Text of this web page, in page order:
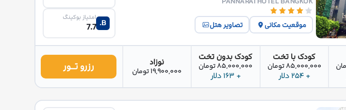
موقعیت مکانی تصاویر هتل B. امتیاز بوکینگ
7.7
کودک با تخت
85,000,000 تومان
+ 254 دلار
کودک بدون تخت
85,000,000 تومان
+ 163 دلار
نوزاد
19,900,000 تومان رزرو تــور